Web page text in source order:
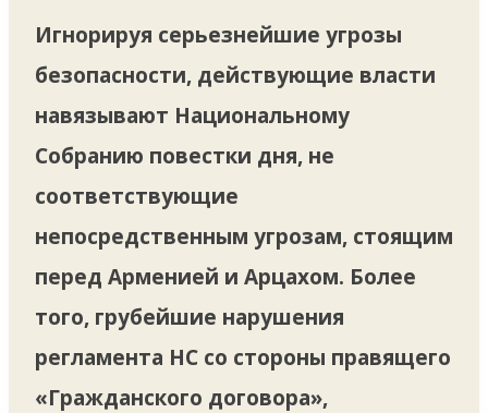
Игнорируя серьезнейшие угрозы
безопасности, действующие власти
навязывают Национальному
Собранию повестки дня, не
соответствующие
непосредственным угрозам, стоящим
перед Арменией и Арцахом. Более
того, грубейшие нарушения
регламента НС со стороны правящего
«Гражданского договора»,